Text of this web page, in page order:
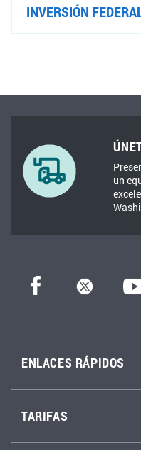
INVERSIÓN
un
ENLACES RÁPIDOS
TARIFAS